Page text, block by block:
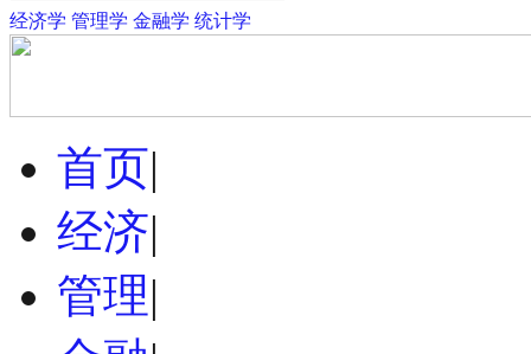
经济学 管理学 金融学 统计学
首页|
经济|
管理|